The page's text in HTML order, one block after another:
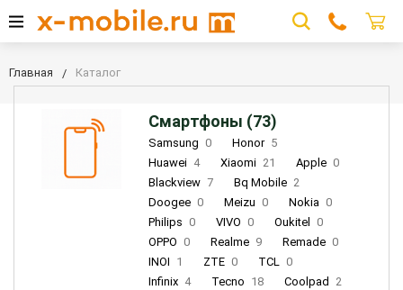
Главная Каталог
Смартфоны (73)
Samsung 0 Honor 5
Huawei 4 Xiaomi 21 Apple 0
Blackview 7 Bq Mobile 2
Doogee 0 Meizu 0 Nokia 0
Philips 0 VIVO 0 Oukitel
0
OPPO 0 Realme 9 Remade 0
INOI 1 ZTE 0 TCL 0
Infinix 4 Tecno 18 Coolpad 2